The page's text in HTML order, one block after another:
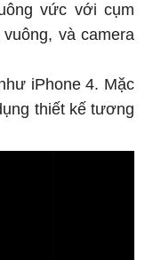
vức với cụm
và camera
iPhone 4. Mặc
thiết kế tương